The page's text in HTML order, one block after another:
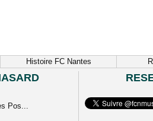
Histoire FC Nantes
Pos...